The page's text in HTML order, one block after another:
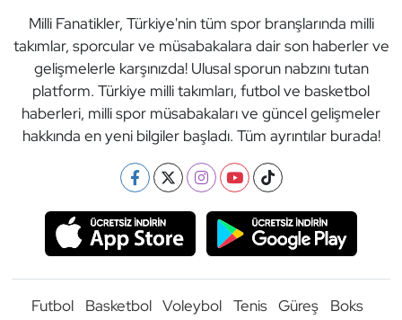
Milli Fanatikler, Türkiye'nin tüm spor branşlarında milli
takımlar, sporcular ve müsabakalara dair son haberler ve
gelişmelerle karşınızda! Ulusal sporun nabzını tutan
platform. Türkiye milli takımları, futbol ve basketbol
haberleri, milli spor müsabakaları ve güncel gelişmeler
hakkında en yeni bilgiler başladı. Tüm ayrıntılar burada!
Futbol Basketbol Voleybol Tenis Güreş
Boks